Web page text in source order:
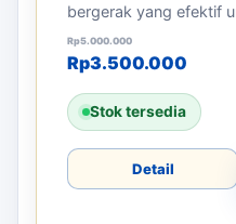
bergerak yang efektif
Rp5.000.000
Harga aslinya
Rp3.500.000
Harga saat ini
Stok tersedia
Detail